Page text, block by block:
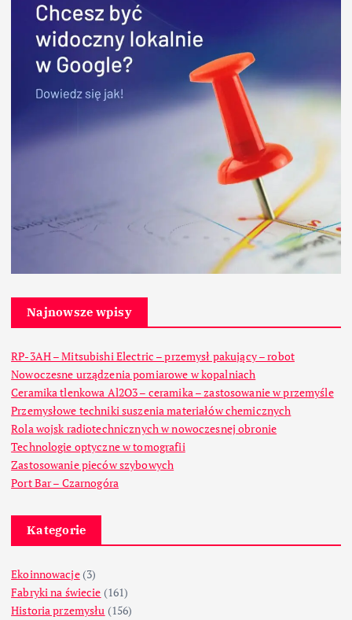
Najnowsze wpisy
RP-3AH – Mitsubishi Electric – przemysł pakujący – robot
Nowoczesne urządzenia pomiarowe w kopalniach
Ceramika tlenkowa Al2O3 – ceramika – zastosowanie w przemyśle
Przemysłowe techniki suszenia materiałów chemicznych
Rola wojsk radiotechnicznych w nowoczesnej obronie
Technologie optyczne w tomografii
Zastosowanie pieców szybowych
Port Bar – Czarnogóra
Kategorie
Ekoinnowacje(3)
Fabryki na świecie (161)
Historia przemysłu (156)